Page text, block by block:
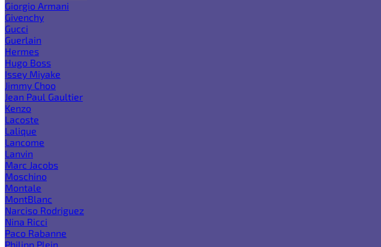
Giorgio Armani
Givenchy
Gucci
Guerlain
Hermes
Hugo Boss
Issey Miyake
Jimmy Choo
Jean Paul Gaultier
Kenzo
Lacoste
Lalique
Lancome
Lanvin
Marc Jacobs
Moschino
Montale
MontBlanc
Narciso Rodriguez
Nina Ricci
Paco Rabanne
Philipp Plein